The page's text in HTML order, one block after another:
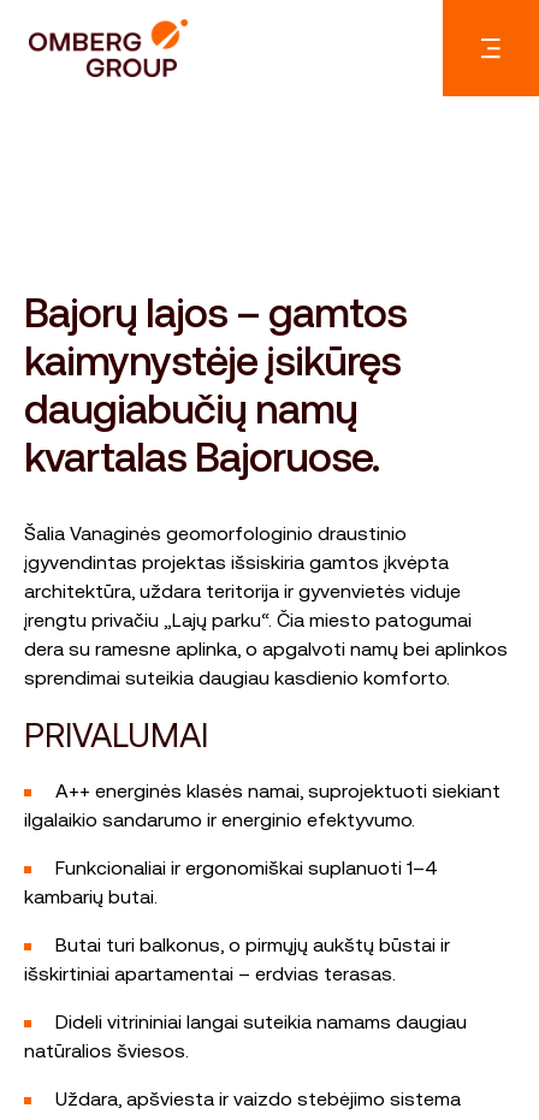
Bajorų lajos – gamtos
kaimynystėje įsikūręs
daugiabučių namų
kvartalas Bajoruose.
Šalia Vanaginės geomorfologinio draustinio
įgyvendintas projektas išsiskiria gamtos įkvėpta
architektūra, uždara teritorija ir gyvenvietės viduje
įrengtu privačiu „Lajų parku“. Čia miesto patogumai
dera su ramesne aplinka, o apgalvoti namų bei aplinkos
sprendimai suteikia daugiau kasdienio komforto.
PRIVALUMAI
A++ energinės klasės namai, suprojektuoti siekiant
ilgalaikio sandarumo ir energinio efektyvumo.
Funkcionaliai ir ergonomiškai suplanuoti 1–4
kambarių butai.
Butai turi balkonus, o pirmųjų aukštų būstai ir
išskirtiniai apartamentai – erdvias terasas.
Dideli vitrininiai langai suteikia namams daugiau
natūralios šviesos.
Uždara, apšviesta ir vaizdo stebėjimo sistema